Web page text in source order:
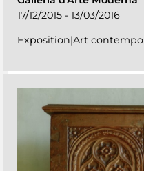
17/12/2015 - 13/03/2016
Exposition|Art